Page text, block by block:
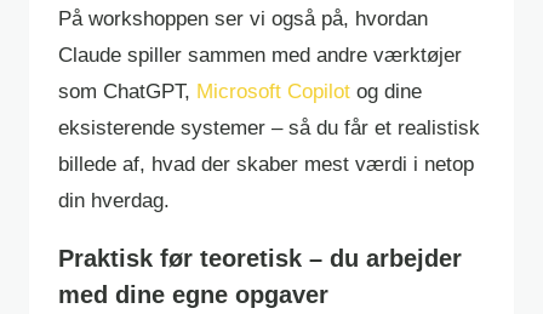
På workshoppen ser vi også på, hvordan
Claude spiller sammen med andre værktøjer
som ChatGPT, Microsoft Copilot og dine
eksisterende systemer – så du får et realistisk
billede af, hvad der skaber mest værdi i netop
din hverdag.
Praktisk før teoretisk – du arbejder
med dine egne opgaver